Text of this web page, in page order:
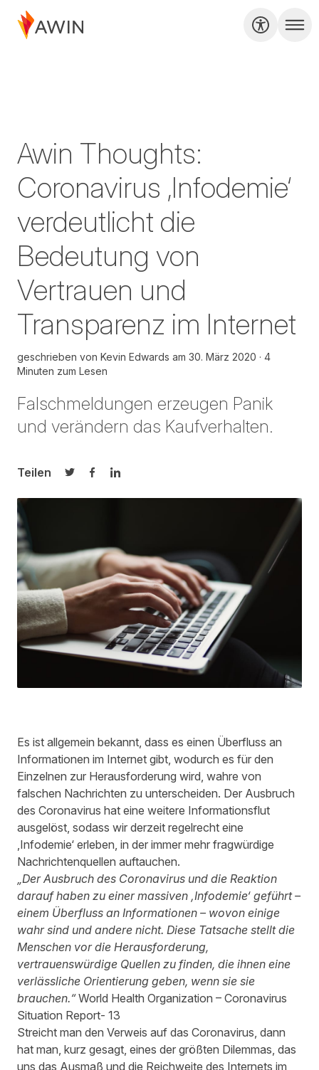
Awin Thoughts:
Coronavirus ‚Infodemie‘
verdeutlicht die
Bedeutung von
Vertrauen und
Transparenz im Internet
geschrieben von Kevin Edwards am 30. März 2020
4
Minuten zum Lesen
Falschmeldungen erzeugen Panik
und verändern das Kaufverhalten.
Teilen
Auf Twitter teilen
Auf Facebook teilen
Auf LinkedIn teilen
Es ist allgemein bekannt, dass es einen Überfluss an
Informationen im Internet gibt, wodurch es für den
Einzelnen zur Herausforderung wird, wahre von
falschen Nachrichten zu unterscheiden. Der Ausbruch
des Coronavirus hat eine weitere Informationsflut
ausgelöst, sodass wir derzeit regelrecht eine
‚Infodemie‘ erleben, in der immer mehr fragwürdige
Nachrichtenquellen auftauchen.
„Der Ausbruch des Coronavirus und die Reaktion
darauf haben zu einer massiven ‚Infodemie‘ geführt –
einem Überfluss an Informationen – wovon einige
wahr sind und andere nicht. Diese Tatsache stellt die
Menschen vor die Herausforderung,
vertrauenswürdige Quellen zu finden, die ihnen eine
verlässliche Orientierung geben, wenn sie sie
brauchen.“ ­World Health Organization – Coronavirus
Situation Report- 13
Streicht man den Verweis auf das Coronavirus, dann
hat man, kurz gesagt, eines der größten Dilemmas, das
uns das Ausmaß und die Reichweite des Internets im